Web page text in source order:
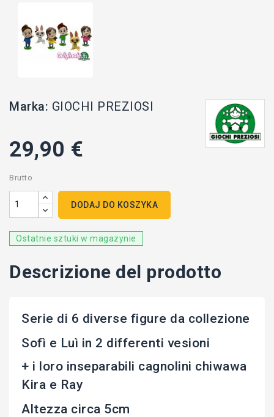
Marka: GIOCHI PREZIOSI
29,90 €
Brutto
DODAJ DO KOSZYKA
Ostatnie sztuki w magazynie
Descrizione del prodotto
Serie di 6 diverse figure da collezione
Sofì e Luì in 2 differenti vesioni
+ i loro inseparabili cagnolini chiwawa
Kira e Ray
Altezza circa 5cm